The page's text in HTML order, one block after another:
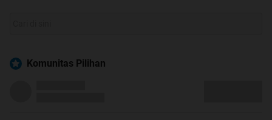
Komunitas Pilihan